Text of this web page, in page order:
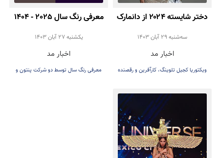
دختر شایسته ۲۰۲۴ از دانمارک
سه‌شنبه 29 آبان 1403
اخبار مد
ویکتوریا کجیل تلوینگ، کارآفرین و رقصنده
معرفی رنگ سال 2025 - 1404
يكشنبه 27 آبان 1403
اخبار مد
معرفی رنگ سال توسط دو شرکت پنتون و